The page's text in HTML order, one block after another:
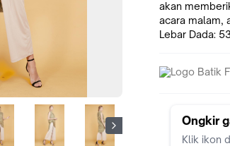
akan
acara malam,
Lebar Dada:
Ongkir
Klik ikon